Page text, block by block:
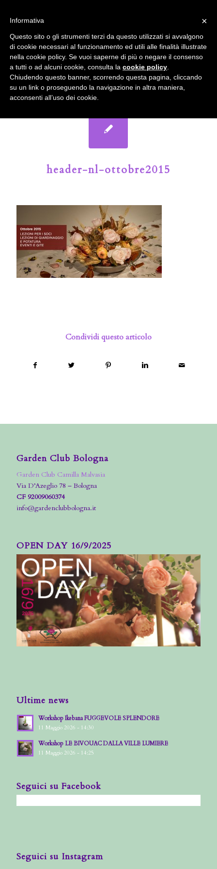
Il Blog del Garden Club di Bologna
header-nl-ottobre2015
Condividi questo articolo
Garden Club Bologna
Garden Club Camilla Malvasia
Via D’Azeglio 78 – Bologna
CF 92009060374
info@gardenclubbologna.it
OPEN DAY 16/9/2025
Ultime news
Workshop Ikebana FUGGEVOLE SPLENDORE
11 Maggio 2026 - 14:30
Workshop LE BIVOUAC DALLA VILLE LUMIERE
11 Maggio 2026 - 14:25
Seguici su Facebook
Seguici su Instagram
accetta l'uso dei cookies previsto nella pagina dedicata.
Fai clic per abilitare/disabilitare il tracciamento di
Google Analytics.
OK Privacy e cookie policy
×
Informativa
Questo sito o gli strumenti terzi da questo utilizzati si avvalgono
di cookie necessari al funzionamento ed utili alle finalità illustrate
nella cookie policy. Se vuoi saperne di più o negare il consenso
a tutti o ad alcuni cookie, consulta la cookie policy
Chiudendo questo banner, scorrendo questa pagina, cliccando
su un link o proseguendo la navigazione in altra maniera,
acconsenti all’uso dei cookie.